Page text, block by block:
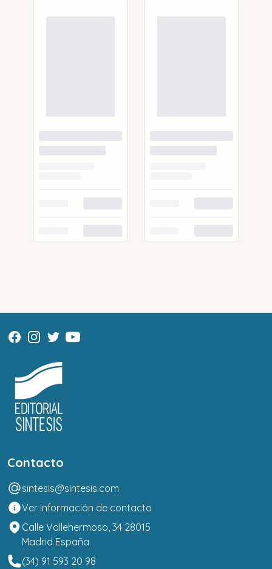
Contacto
sintesis@sintesis.com
Ver información de contacto
Calle Vallehermoso, 34 28015
Madrid España
(34) 91 593 20 98